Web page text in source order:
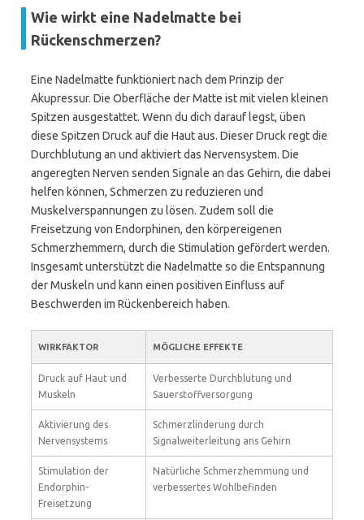
Wie wirkt eine Nadelmatte bei
Rückenschmerzen?
Eine Nadelmatte funktioniert nach dem Prinzip der
Akupressur. Die Oberfläche der Matte ist mit vielen kleinen
Spitzen ausgestattet. Wenn du dich darauf legst, üben
diese Spitzen Druck auf die Haut aus. Dieser Druck regt die
Durchblutung an und aktiviert das Nervensystem. Die
angeregten Nerven senden Signale an das Gehirn, die dabei
helfen können, Schmerzen zu reduzieren und
Muskelverspannungen zu lösen. Zudem soll die
Freisetzung von Endorphinen, den körpereigenen
Schmerzhemmern, durch die Stimulation gefördert werden.
Insgesamt unterstützt die Nadelmatte so die Entspannung
der Muskeln und kann einen positiven Einfluss auf
Beschwerden im Rückenbereich haben.
WIRKFAKTOR MÖGLICHE EFFEKTE
Druck auf Haut und
Muskeln
Verbesserte Durchblutung und
Sauerstoffversorgung
Aktivierung des
Nervensystems
Schmerzlinderung durch
Signalweiterleitung ans Gehirn
Stimulation der
Endorphin-
Freisetzung
Natürliche Schmerzhemmung und
verbessertes Wohlbefinden